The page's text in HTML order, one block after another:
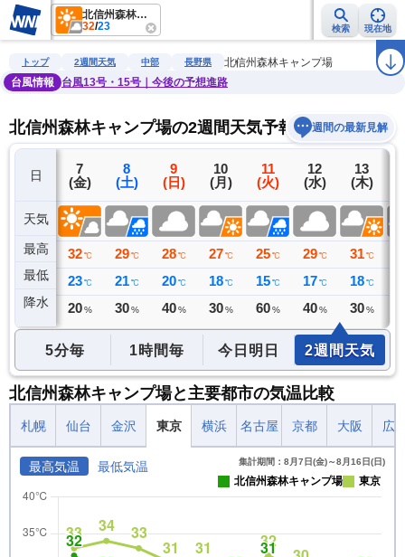
北信州森林キャンプ場
32/23 検索 現在地
雨雲レーダー 台風情報 地震情報 警報・注意報 2週間天気 ラ
トップ 2週間天気 中部 長野県
北信州森林キャンプ場
台風情報
台風13号・15号｜今後の予想進路
北信州森林キャンプ場の2週間天気予報 週間の最新見解
日
天気
最高
最低
降水
6
(木)
33 ℃
20 ℃
0 ミリ
7
(金)
32 ℃
23 ℃
20 %
8
(土)
29 ℃
21 ℃
30 %
9
(日)
28 ℃
20 ℃
40 %
10
(月)
27 ℃
18 ℃
30 %
11
(火)
25 ℃
15 ℃
60 %
12
(水)
29 ℃
17 ℃
40 %
13
(木)
31 ℃
18 ℃
30 %
5分毎 1時間毎 今日明日 2週間天気
北信州森林キャンプ場と主要都市の気温比較
札幌 仙台 金沢 東京 横浜 名古屋 京都 大阪 広
最高気温 最低気温 集計期間：8月7日(金)～8月16日(日)
北信州森林キャンプ場 東京